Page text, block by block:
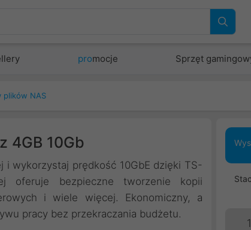
promocje Sprzęt
plików NAS
4GB 10Gb
i wykorzystaj prędkość 10GbE dzięki TS-
oferuje bezpieczne tworzenie kopii
i wiele więcej. Ekonomiczny, a
pracy bez przekraczania budżetu.